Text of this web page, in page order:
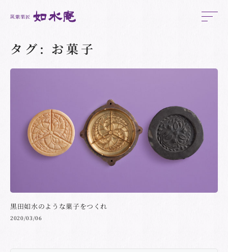
タグ: お菓子
黒田如水のような菓子をつくれ
2020/03/06